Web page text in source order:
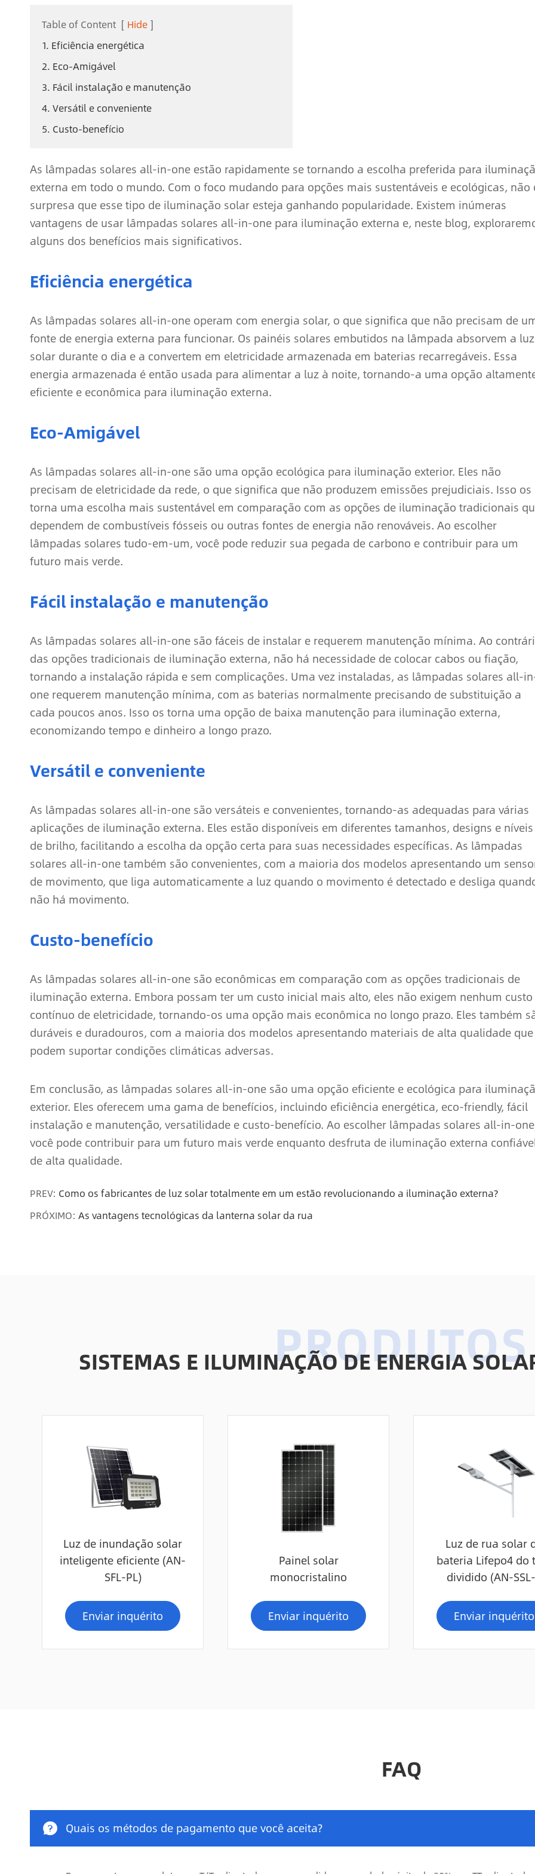
Table of Content [ Hide ]
1. Eficiência energética
2. Eco-Amigável
3. Fácil instalação e manutenção
4. Versátil e conveniente
5. Custo-benefício
As lâmpadas solares all-in-one estão rapidamente se tornando a escolha preferida para
externa em todo o mundo. Com o foco mudando para opções mais sustentáveis e ecológicas, não
surpresa que esse tipo de iluminação solar esteja ganhando popularidade. Existem inúmeras
vantagens de usar lâmpadas solares all-in-one para iluminação externa e, neste blog,
alguns dos benefícios mais significativos.
Eficiência energética
As lâmpadas solares all-in-one operam com energia solar, o que significa que não precisam de
fonte de energia externa para funcionar. Os painéis solares embutidos na lâmpada absorvem a luz
solar durante o dia e a convertem em eletricidade armazenada em baterias recarregáveis. Essa
energia armazenada é então usada para alimentar a luz à noite, tornando-a uma opção
eficiente e econômica para iluminação externa.
Eco-Amigável
As lâmpadas solares all-in-one são uma opção ecológica para iluminação exterior. Eles não
precisam de eletricidade da rede, o que significa que não produzem emissões prejudiciais. Isso os
torna uma escolha mais sustentável em comparação com as opções de iluminação tradicionais
dependem de combustíveis fósseis ou outras fontes de energia não renováveis. Ao escolher
lâmpadas solares tudo-em-um, você pode reduzir sua pegada de carbono e contribuir para um
futuro mais verde.
Fácil instalação e manutenção
As lâmpadas solares all-in-one são fáceis de instalar e requerem manutenção mínima. Ao
das opções tradicionais de iluminação externa, não há necessidade de colocar cabos ou fiação,
tornando a instalação rápida e sem complicações. Uma vez instaladas, as lâmpadas solares all-
one requerem manutenção mínima, com as baterias normalmente precisando de substituição a
cada poucos anos. Isso os torna uma opção de baixa manutenção para iluminação externa,
economizando tempo e dinheiro a longo prazo.
Versátil e conveniente
As lâmpadas solares all-in-one são versáteis e convenientes, tornando-as adequadas para várias
aplicações de iluminação externa. Eles estão disponíveis em diferentes tamanhos, designs e níveis
de brilho, facilitando a escolha da opção certa para suas necessidades específicas. As lâmpadas
solares all-in-one também são convenientes, com a maioria dos modelos apresentando um
de movimento, que liga automaticamente a luz quando o movimento é detectado e desliga
não há movimento.
Custo-benefício
As lâmpadas solares all-in-one são econômicas em comparação com as opções tradicionais de
iluminação externa. Embora possam ter um custo inicial mais alto, eles não exigem nenhum custo
contínuo de eletricidade, tornando-os uma opção mais econômica no longo prazo. Eles também
duráveis e duradouros, com a maioria dos modelos apresentando materiais de alta qualidade que
podem suportar condições climáticas adversas.
Em conclusão, as lâmpadas solares all-in-one são uma opção eficiente e ecológica para
exterior. Eles oferecem uma gama de benefícios, incluindo eficiência energética, eco-friendly, fácil
instalação e manutenção, versatilidade e custo-benefício. Ao escolher lâmpadas solares all-in-
você pode contribuir para um futuro mais verde enquanto desfruta de iluminação externa
de alta qualidade.
PREV: Como os fabricantes de luz solar totalmente em um estão revolucionando a iluminação externa?
PRÓXIMO: As vantagens tecnológicas da lanterna solar da rua
SISTEMAS E ILUMINAÇÃO DE ENERGIA
Luz de inundação solar
inteligente eficiente (AN-
SFL-PL)
Enviar inquérito
Painel solar
monocristalino
Enviar inquérito
Luz de rua solar
bateria Lifepo4 do
dividido (AN-
Enviar inquérito
FAQ
 Quais os métodos de pagamento que você aceita?